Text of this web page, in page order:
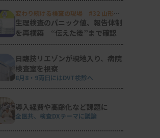
変わり続ける検査の現場 #32 山形済
生病院
生理検査のパニック値、報告体制
を再構築 “伝えた後”まで確認
日臨技リエゾンが現地入り、病院
検査室を視察
8月8・9両日にはDVT検診へ
導入経費や高齢化など課題に
全医共、検査DXテーマに議論